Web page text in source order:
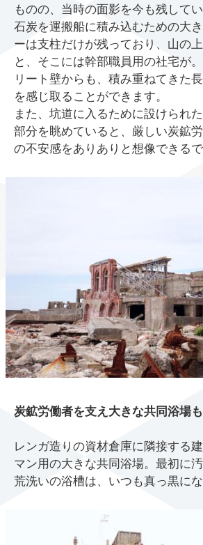
ものの、当時の面影を今も残してい
石炭を運搬船に積み込むための大
ーは支柱だけが残っており、山の
と、そこには幹部職員用の社宅が
リート壁からも、積み重ねてきた
を感じ取ることができます。
また、坑道に入るために設けられ
部分を眺めていると、厳しい炭鉱
の不安感をありありと想像できるで
炭鉱労働者を支え大きな共同浴場も
レンガ造りの資材倉庫に隣接する
マン用の大きな共同浴場。最初に
荒洗いの浴槽は、いつも真っ黒にな